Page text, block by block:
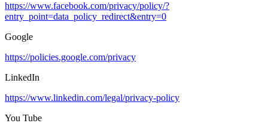
https://www.facebook.com/privacy/policy/?
entry_point=data_policy_redirect&entry=0
Google
https://policies.google.com/privacy
LinkedIn
https://www.linkedin.com/legal/privacy-policy
You Tube